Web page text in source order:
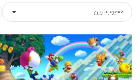
محبوب‌ترینبلاگ پارس استاک